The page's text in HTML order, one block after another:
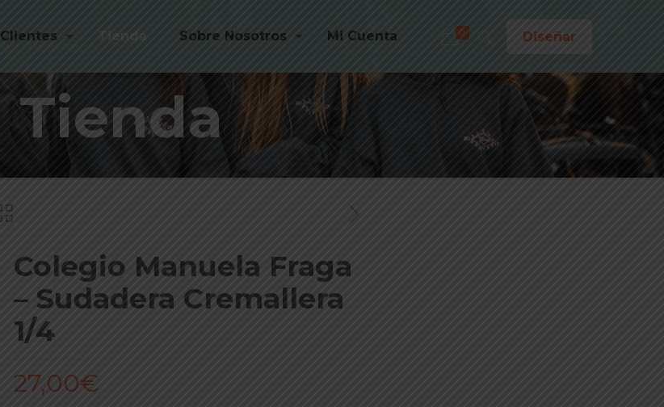
Clientes Tienda Sobre Nosotros Mi Cuenta 0 Diseñar
Tienda
Colegio Manuela Fraga
– Sudadera Cremallera
1/4
27,00€